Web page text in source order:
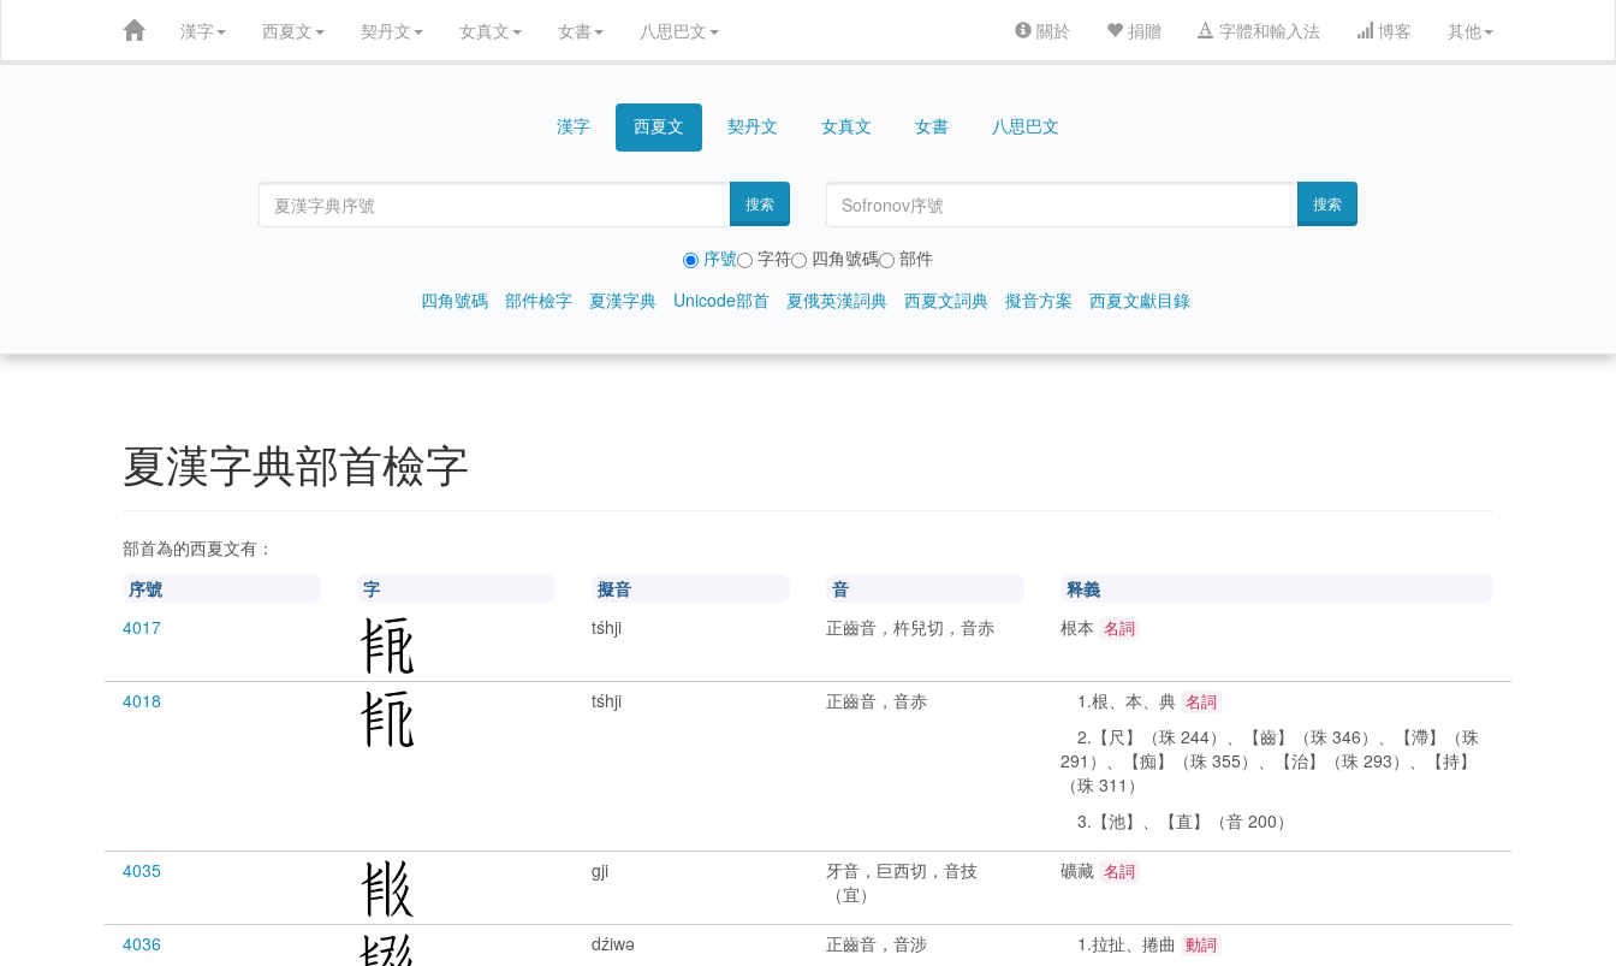
漢字 西夏文 契丹文 女真文 女書 八思巴文 關於 捐贈 字體和輸入法 博客 其他
漢字 西夏文 契丹文 女真文 女書 八思巴文
搜索 搜索
序號 字符 四角號碼
部件
四角號碼
部件檢字 夏漢字典 Unicode部首 夏俄英漢詞典 西夏文詞典 擬音方案 西夏文獻目錄
夏漢字典部首檢字
部首為的西夏文有：
序號
字 擬音 音
释義
4017
tśhji 正齒音，杵兒切，音赤 根本 名詞
4018 tśhji 正齒音，音赤 1.根、本、典 名詞
2.【尺】（珠 244）、【齒】（珠 346）、【滯】（珠
291）、【痴】（珠 355）、【治】（珠 293）、【持】
（珠 311）
3.【池】、【直】（音 200）
4035 gji
牙音，巨西切，音技
（宜）
礦藏 名詞
4036 dźiwə 正齒音，音涉 1.拉扯、捲曲 動詞